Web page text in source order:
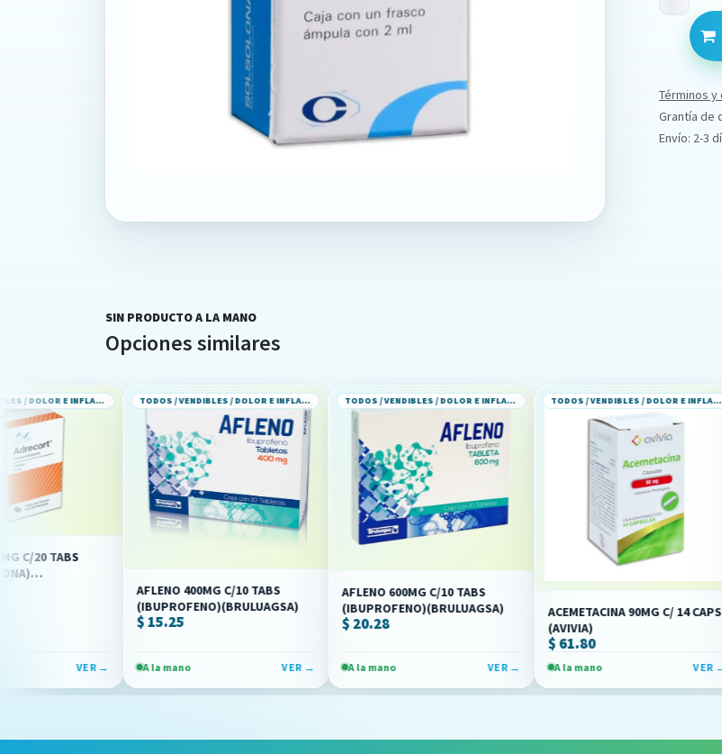
Términos
Grantía de
Envío: 2-3
SIN PRODUCTO A LA MANO
Opciones similares
TODOS / VENDIBLES / DOLOR E INFLAMACION TODOS / VENDIBLES / DOLOR E INFLAMACION
AFLENO 400MG C/10 TABS
(IBUPROFENO)(BRULUAGSA)
A la mano
TODOS / VENDIBLES / DOLOR E INFLAMACION
AFLENO 600MG C/10 TABS
(IBUPROFENO)(BRULUAGSA)
A la mano
TODOS / VENDIBLES / DOLOR E INFLAMACION
ACEMETACINA 90MG C/ 14 CAPS
A la mano A la